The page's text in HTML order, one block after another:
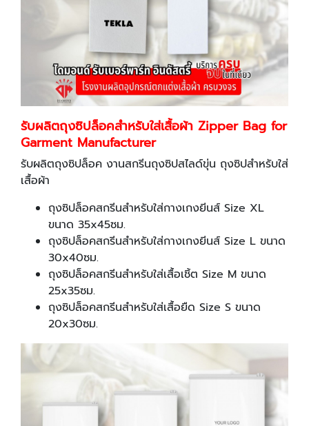
รับผลิตถุงซิปล็อคสำหรับใส่เสื้อผ้า Zipper Bag for
Garment Manufacturer
รับผลิตถุงซิปล็อค งานสกรีนถุงซิปสไลด์ขุ่น ถุงซิปสำหรับใส่
เสื้อผ้า
ถุงซิปล็อคสกรีนสำหรับใส่กางเกงยีนส์ Size XL
ขนาด 35x45ซม.
ถุงซิปล็อคสกรีนสำหรับใส่กางเกงยีนส์ Size L ขนาด
30x40ซม.
ถุงซิปล็อคสกรีนสำหรับใส่เสื้อเชิ้ต Size M ขนาด
25x35ซม.
ถุงซิปล็อคสกรีนสำหรับใส่เสื้อยืด Size S ขนาด
20x30ซม.